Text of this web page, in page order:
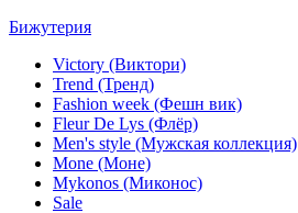
Бижутерия
Victory (Виктори)
Trend (Тренд)
Fashion week (Фешн вик)
Fleur De Lys (Флёр)
Men's style (Мужская коллекция)
Mone (Моне)
Mykonos (Миконос)
Sale